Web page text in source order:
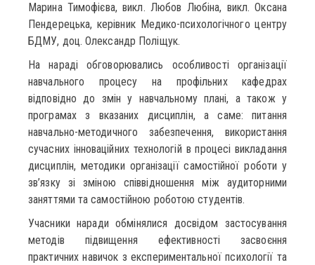
Марина Тимофієва, викл. Любов Любіна, викл. Оксана
Пендерецька, керівник Медико-психологічного центру
БДМУ, доц. Олександр Поліщук.
На нараді обговорювались особливості організації
навчального процесу на профільних кафедрах
відповідно до змін у навчальному плані, а також у
програмах з вказаних дисциплін, а саме: питання
навчально-методичного забезпечення, використання
сучасних інноваційних технологій в процесі викладання
дисциплін, методики організації самостійної роботи у
зв’язку зі зміною співвідношення між аудиторними
заняттями та самостійною роботою студентів.
Учасники наради обмінялися досвідом застосування
методів підвищення ефективності засвоєння
практичних навичок з експериментальної психології та